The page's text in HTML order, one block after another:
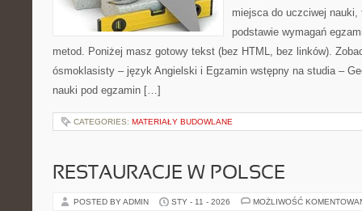
miejsca do uczciwej nauki,
podstawie wymagań
metod. Poniżej masz gotowy tekst (bez HTML, bez linków).
ósmoklasisty – język Angielski i Egzamin wstępny na studia –
nauki pod egzamin […]
CATEGORIES: MATERIAŁY BUDOWLANE
RESTAURACJE W POLSCE
POSTED BY ADMIN STY - 11 - 2026 MOŻLIWOŚĆ